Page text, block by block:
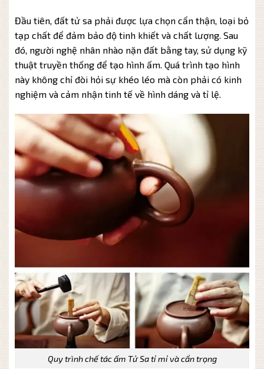
Đầu tiên, đất tử sa phải được lựa chọn cẩn thận, loại bỏ
tạp chất để đảm bảo độ tinh khiết và chất lượng. Sau
đó, người nghệ nhân nhào nặn đất bằng tay, sử dụng kỹ
thuật truyền thống để tạo hình ấm. Quá trình tạo hình
này không chỉ đòi hỏi sự khéo léo mà còn phải có kinh
nghiệm và cảm nhận tinh tế về hình dáng và tỉ lệ.
Quy trình chế tác ấm Tử Sa tỉ mỉ và cẩn trọng